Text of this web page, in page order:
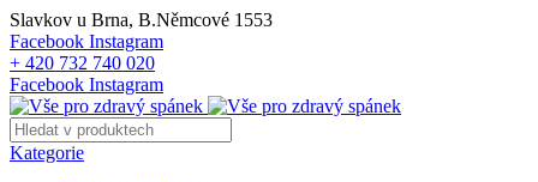
Slavkov u Brna, B.Němcové 1553
Facebook Instagram
+ 420 732 740 020
Facebook Instagram
Kategorie